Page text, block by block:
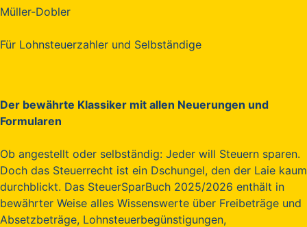
Müller-Dobler
Für Lohnsteuerzahler und Selbständige
Der bewährte Klassiker mit allen Neuerungen und
Formularen
Ob angestellt oder selbständig: Jeder will Steuern sparen.
Doch das Steuerrecht ist ein Dschungel, den der Laie kaum
durchblickt. Das SteuerSparBuch 2025/2026 enthält in
bewährter Weise alles Wissenswerte über Freibeträge und
Absetzbeträge, Lohnsteuerbegünstigungen,